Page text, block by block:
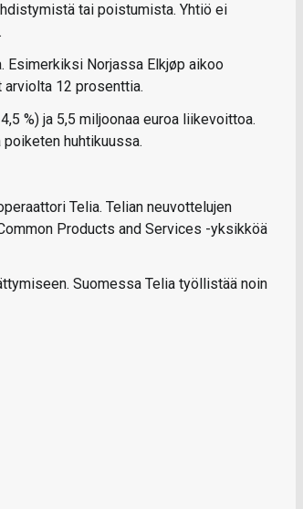
tai poistumista. Yhtiö ei
Esimerkiksi Norjassa Elkjøp aikoo
arviolta 12 prosenttia.
%) ja 5,5 miljoonaa euroa liikevoittoa.
huhtikuussa.
Telia. Telian neuvottelujen
Products and Services -yksikköä
Suomessa Telia työllistää noin